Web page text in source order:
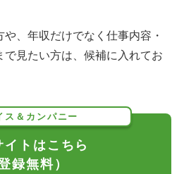
、年収だけでなく仕事内容・
で見たい方は、候補に入れてお
ス＆カンパニー
イトはこちら
登録無料）